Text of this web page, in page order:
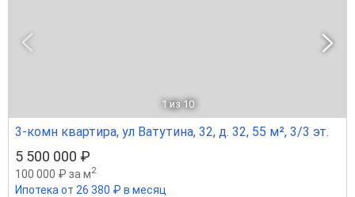
1 из 10
3-комн квартира, ул Ватутина, 32, д. 32, 55 м², 3/3 эт.
5 500 000 ₽
100 000 ₽ за м2
Ипотека от 26 380 ₽ в месяц